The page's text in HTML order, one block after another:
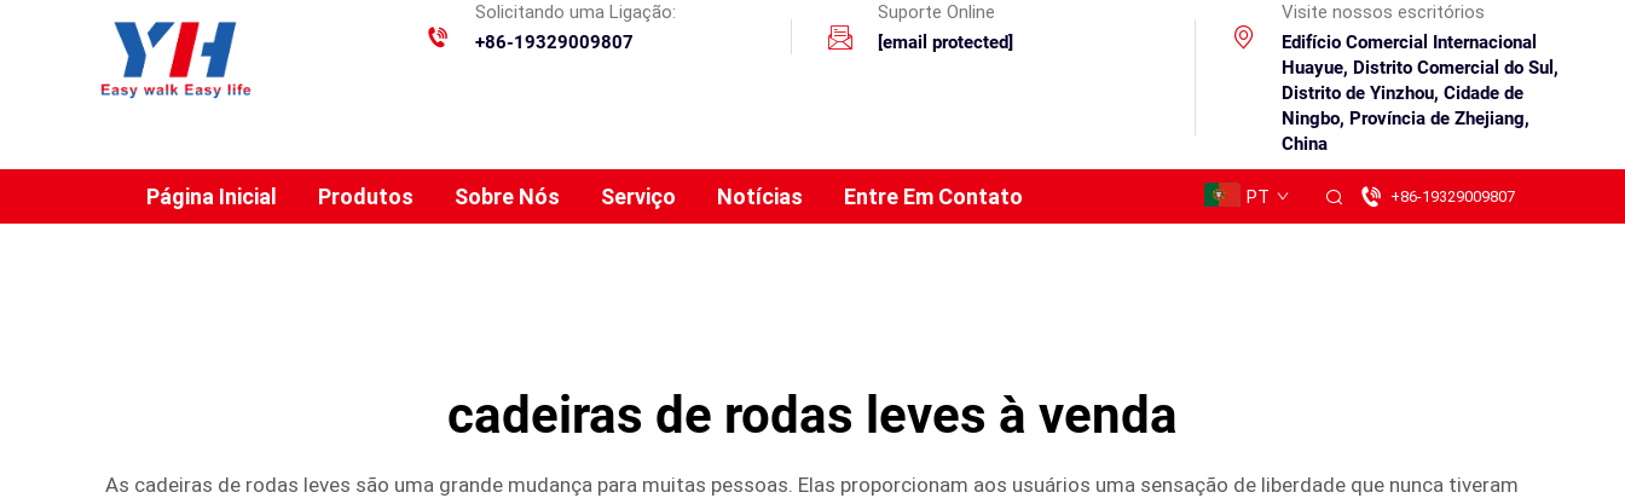
Solicitando uma Ligação:
+86-19329009807
Suporte Online
[email protected]
Visite nossos escritórios
Edifício Comercial Internacional
Huayue, Distrito Comercial do Sul,
Distrito de Yinzhou, Cidade de
Ningbo, Província de Zhejiang,
China
Página Inicial Produtos Sobre Nós Serviço Notícias Entre Em Contato PT +86-19329009807
cadeiras de rodas leves à venda
As cadeiras de rodas leves são uma grande mudança para muitas pessoas. Elas proporcionam aos usuários uma sensação de liberdade que nunca tiveram